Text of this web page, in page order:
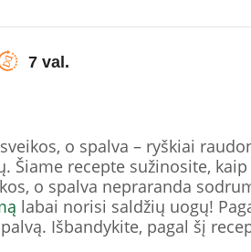
7 val.
o spalva – ryškiai
Šiame recepte sužinosite, kaip
o spalva nepraranda
labai norisi saldžių uogų!
Išbandykite, pagal šį